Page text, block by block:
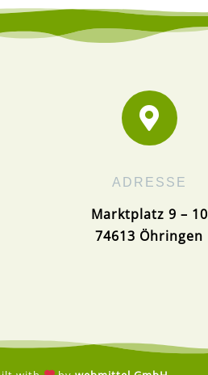

ADRESSE
Marktplatz 9 – 10
74613 Öhringen